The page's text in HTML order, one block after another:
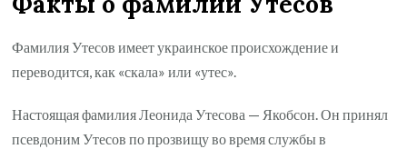
Фамилия Утесов имеет украинское происхождение и
переводится, как «скала» или «утес».
Настоящая фамилия Леонида Утесова — Якобсон. Он принял
псевдоним Утесов по прозвищу во время службы в